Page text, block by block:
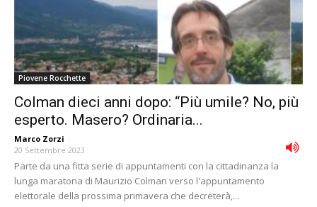
Piovene Rocchette
Colman dieci anni dopo: “Più umile? No, più
esperto. Masero? Ordinaria...
Marco Zorzi -
20 Settembre 2023
Parte da una fitta serie di appuntamenti con la cittadinanza la
lunga maratona di Maurizio Colman verso l'appuntamento
elettorale della prossima primavera che decreterà,...